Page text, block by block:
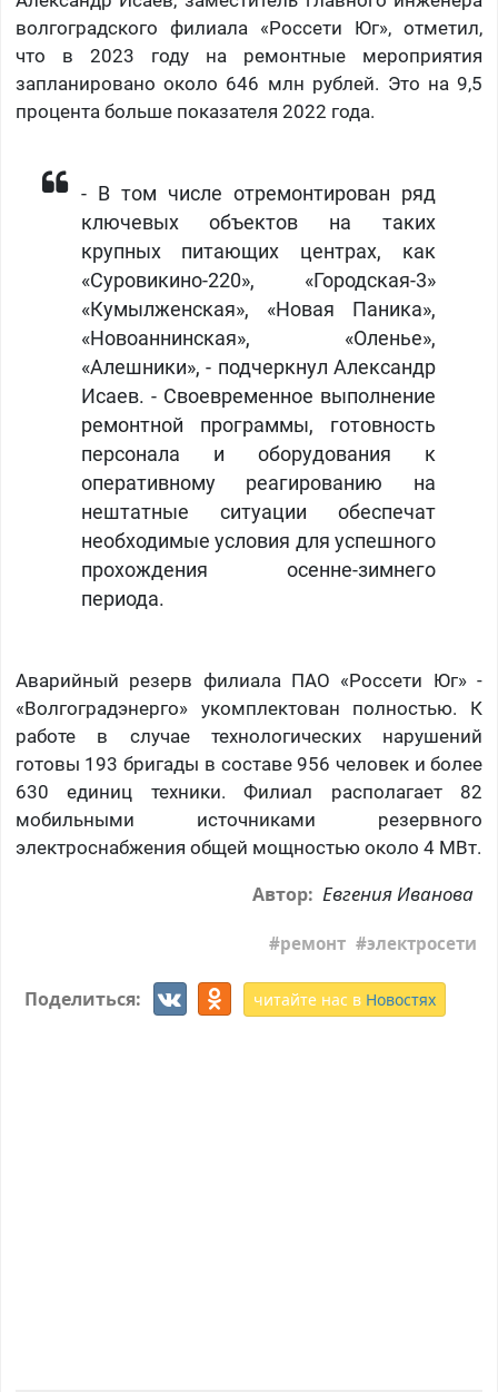
волгоградского филиала «Россети Юг», отметил,
что в 2023 году на ремонтные мероприятия
запланировано около 646 млн рублей. Это на 9,5
процента больше показателя 2022 года.
- В том числе отремонтирован ряд
ключевых объектов на таких
крупных питающих центрах, как
«Суровикино-220», «Городская-3»
«Кумылженская», «Новая Паника»,
«Новоаннинская», «Оленье»,
«Алешники», - подчеркнул Александр
Исаев. - Своевременное выполнение
ремонтной программы, готовность
персонала и оборудования к
оперативному реагированию на
нештатные ситуации обеспечат
необходимые условия для успешного
прохождения осенне-зимнего
периода.
Аварийный резерв филиала ПАО «Россети Юг» -
«Волгоградэнерго» укомплектован полностью. К
работе в случае технологических нарушений
готовы 193 бригады в составе 956 человек и более
630 единиц техники. Филиал располагает 82
мобильными источниками резервного
электроснабжения общей мощностью около 4 МВт.
Автор: Евгения Иванова
ремонт электросети
Поделиться: читайте нас в Новостях